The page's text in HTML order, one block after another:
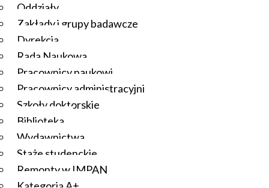
Oddziały
Zakłady i grupy badawcze
Dyrekcja
Rada Naukowa
Pracownicy naukowi
Pracownicy administracyjni
Szkoły doktorskie
Biblioteka
Wydawnictwa
Staże studenckie
Remonty w IMPAN